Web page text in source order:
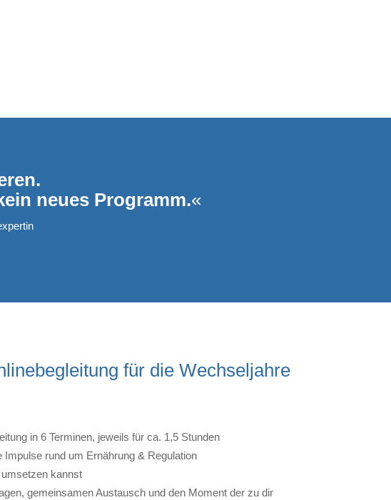
neues Programm.«
für die Wechseljahre
in 6 Terminen, jeweils für ca. 1,5 Stunden
rund um Ernährung & Regulation
kannst
gemeinsamen Austausch und den Moment der zu dir